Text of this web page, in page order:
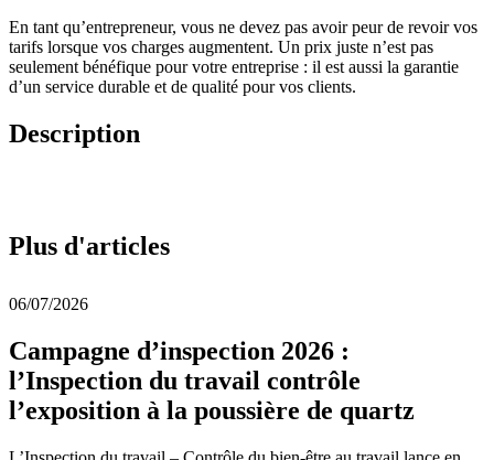
En tant qu’entrepreneur, vous ne devez pas avoir peur de revoir vos
tarifs lorsque vos charges augmentent. Un prix juste n’est pas
seulement bénéfique pour votre entreprise : il est aussi la garantie
d’un service durable et de qualité pour vos clients.
Description
Plus d'articles
06/07/2026
Campagne d’inspection 2026 :
l’Inspection du travail contrôle
l’exposition à la poussière de quartz